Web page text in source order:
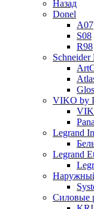
Назад
Donel
A07
S08
R98
Schneider
VIKO by
Legrand
Legrand
Силовые